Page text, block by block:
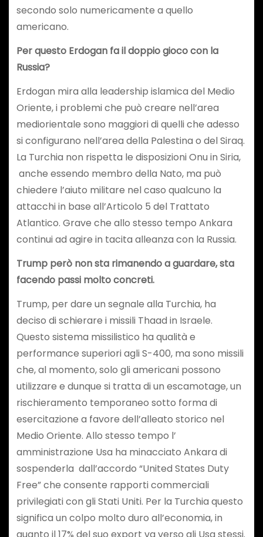
secondo solo numericamente a quello
americano.
Per questo Erdogan fa il doppio gioco con la
Russia?
Erdogan mira alla leadership islamica del Medio
Oriente, i problemi che può creare nell’area
mediorientale sono maggiori di quelli che adesso
si configurano nell’area della Palestina o del Siraq.
La Turchia non rispetta le disposizioni Onu in Siria,
anche essendo membro della Nato, ma può
chiedere l’aiuto militare nel caso qualcuno la
attacchi in base all’Articolo 5 del Trattato
Atlantico. Grave che allo stesso tempo Ankara
continui ad agire in tacita alleanza con la Russia.
Trump però non sta rimanendo a guardare, sta
facendo passi molto concreti.
Trump, per dare un segnale alla Turchia, ha
deciso di schierare i missili Thaad in Israele.
Questo sistema missilistico ha qualità e
performance superiori agli S-400, ma sono missili
che, al momento, solo gli americani possono
utilizzare e dunque si tratta di un escamotage, un
rischieramento temporaneo sotto forma di
esercitazione a favore dell’alleato storico nel
Medio Oriente. Allo stesso tempo l’
amministrazione Usa ha minacciato Ankara di
sospenderla dall’accordo “United States Duty
Free” che consente rapporti commerciali
privilegiati con gli Stati Uniti. Per la Turchia questo
significa un colpo molto duro all’economia, in
quanto il 17% del suo export va verso gli Usa stessi.